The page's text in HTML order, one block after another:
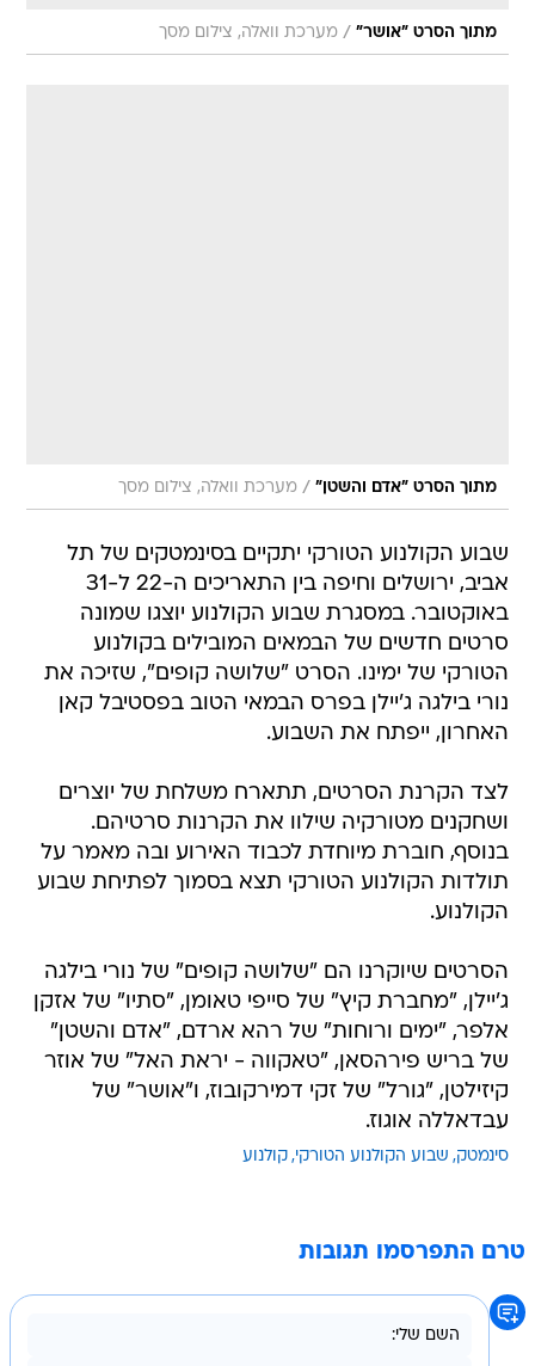
מתוך הסרט "אושר" / מערכת וואלה, צילום מסך
מתוך הסרט "אדם והשטן" / מערכת וואלה, צילום מסך
שבוע הקולנוע הטורקי יתקיים בסינמטקים של תל
אביב, ירושלים וחיפה בין התאריכים ה-22 ל-31
באוקטובר. במסגרת שבוע הקולנוע יוצגו שמונה
סרטים חדשים של הבמאים המובילים בקולנוע
הטורקי של ימינו. הסרט "שלושה קופים", שזיכה את
נורי בילגה ג'יילן בפרס הבמאי הטוב בפסטיבל קאן
האחרון, ייפתח את השבוע.
לצד הקרנת הסרטים, תתארח משלחת של יוצרים
ושחקנים מטורקיה שילוו את הקרנות סרטיהם.
בנוסף, חוברת מיוחדת לכבוד האירוע ובה מאמר על
תולדות הקולנוע הטורקי תצא בסמוך לפתיחת שבוע
הקולנוע.
הסרטים שיוקרנו הם "שלושה קופים" של נורי בילגה
ג'יילן, "מחברת קיץ" של סייפי טאומן, "סתיו" של אזקן
אלפר, "ימים ורוחות" של רהא ארדם, "אדם והשטן"
של בריש פירהסאן, "טאקווה - יראת האל" של אוזר
קיזילטן, "גורל" של זקי דמירקובוז, ו"אושר" של
עבדאללה אוגוז.
סינמטק שבוע הקולנוע הטורקי קולנוע
טרם התפרסמו תגובות